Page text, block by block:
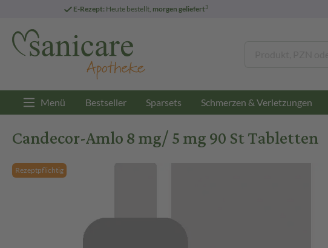
E-Rezept: Heute bestellt, morgen geliefert3
Menü Bestseller Sparsets Schmerzen & Verletzungen
Candecor-Amlo 8 mg/ 5 mg 90 St Tabletten
Rezeptpflichtig